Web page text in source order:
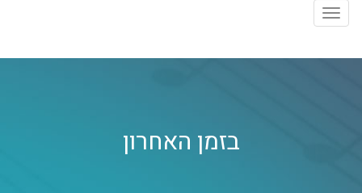
Toggle
בזמן האחרון